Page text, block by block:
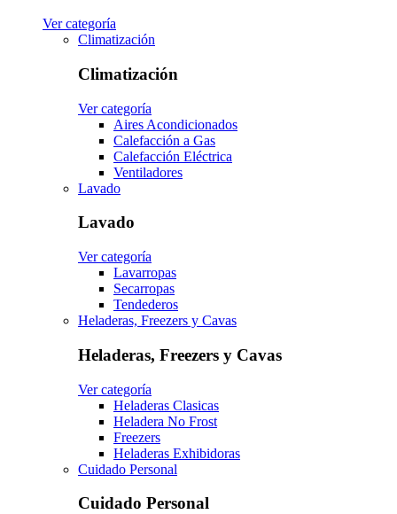
Ver categoría
Climatización
Climatización
Ver categoría
Aires Acondicionados
Calefacción a Gas
Calefacción Eléctrica
Ventiladores
Lavado
Lavado
Ver categoría
Lavarropas
Secarropas
Tendederos
Heladeras, Freezers y Cavas
Heladeras, Freezers y Cavas
Ver categoría
Heladeras Clasicas
Heladera No Frost
Freezers
Heladeras Exhibidoras
Cuidado Personal
Cuidado Personal